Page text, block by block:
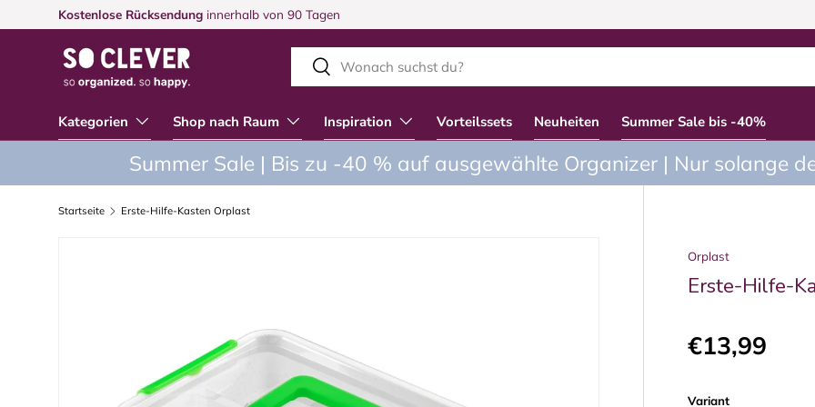
DIREKT ZUM INHALT
Kostenlose Rücksendung innerhalb von 90 Tagen
Suchen
Suchen
Kategorien Shop nach Raum Inspiration Vorteilssets Neuheiten Summer Sale bis -40%
Summer Sale | Bis zu -40 % auf ausgewählte Organizer | Nur solange
Startseite Erste-Hilfe-Kasten Orplast
Orplast
Erste-Hilfe-
€13,99
Variant